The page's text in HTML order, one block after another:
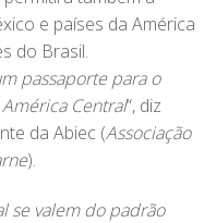
e países da América
do Brasil.
passaporte para o
Central“, diz
da Abiec (Associação
).
se valem do padrão